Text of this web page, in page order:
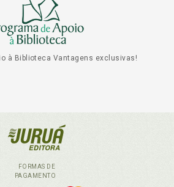
à Biblioteca Vantagens exclusivas!
FORMAS DE
PAGAMENTO